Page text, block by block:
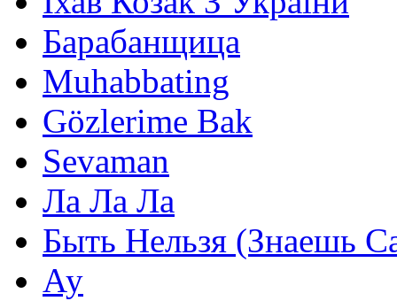
Барабанщица
Muhabbating
Gözlerime Bak
Sevaman
Ла Ла Ла
Быть Нельзя (Знаешь
Ау